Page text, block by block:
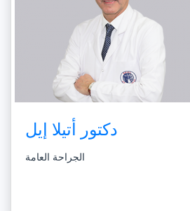
دكتور أتيلا إيل
الجراحة العامة